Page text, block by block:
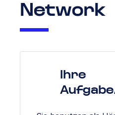
Network
Ihre